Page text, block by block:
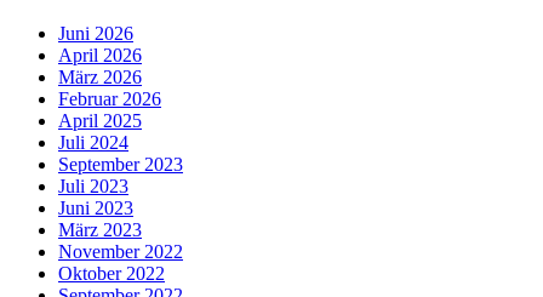
Juni 2026
April 2026
März 2026
Februar 2026
April 2025
Juli 2024
September 2023
Juli 2023
Juni 2023
März 2023
November 2022
Oktober 2022